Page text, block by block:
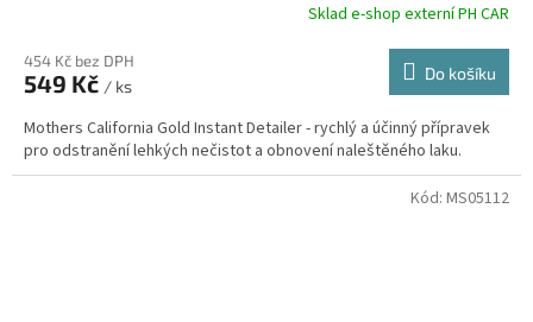
Sklad e-shop externí PH CAR
454 Kč bez DPH
549 Kč / ks
Do košíku
Mothers California Gold Instant Detailer - rychlý a účinný přípravek
pro odstranění lehkých nečistot a obnovení naleštěného laku.
Kód: MS05112